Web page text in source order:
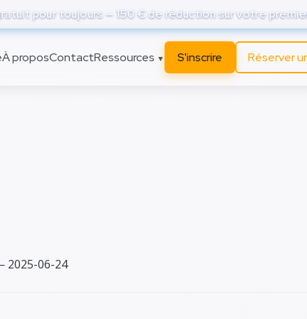
pour toujours — 150 € de réduction sur votre
À proposContactRessources ▼ S'inscrire Réserver
2025-06-24